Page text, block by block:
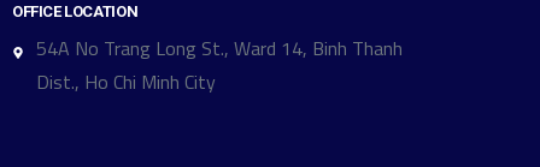
OFFICE LOCATION
54A No Trang Long St., Ward 14, Binh Thanh
Dist., Ho Chi Minh City